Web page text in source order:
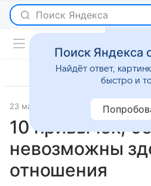
Поиск Яндекса
23 мая 2023 Отношения
10 привычек,
невозможны
отношения
Поиск Яндекса
Найдёт ответ,
быстро и